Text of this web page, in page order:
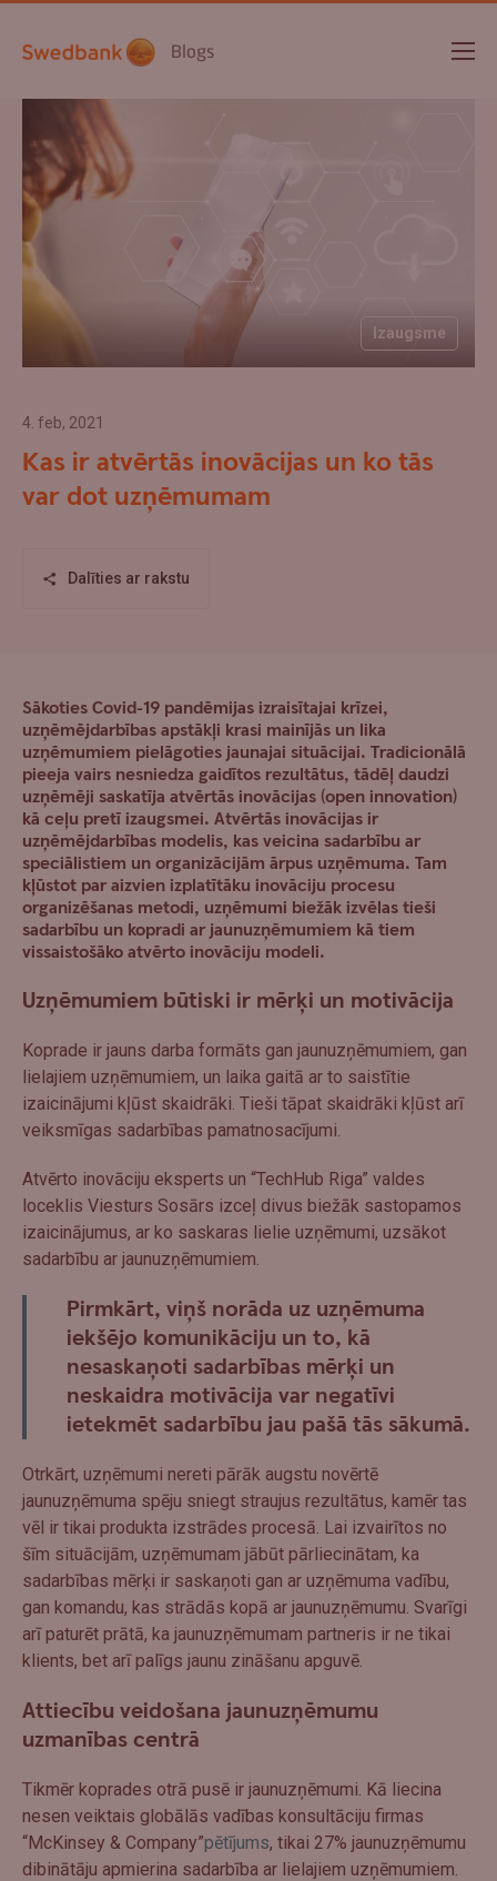
Blogs
Izaugsme
4. feb, 2021
Kas ir atvērtās inovācijas un ko tās
var dot uzņēmumam
Dalīties ar rakstu
Sākoties Covid-19 pandēmijas izraisītajai krīzei,
uzņēmējdarbības apstākļi krasi mainījās un lika
uzņēmumiem pielāgoties jaunajai situācijai. Tradicionālā
pieeja vairs nesniedza gaidītos rezultātus, tādēļ daudzi
uzņēmēji saskatīja atvērtās inovācijas (open innovation)
kā ceļu pretī izaugsmei. Atvērtās inovācijas ir
uzņēmējdarbības modelis, kas veicina sadarbību ar
speciālistiem un organizācijām ārpus uzņēmuma. Tam
kļūstot par aizvien izplatītāku inovāciju procesu
organizēšanas metodi, uzņēmumi biežāk izvēlas tieši
sadarbību un kopradi ar jaunuzņēmumiem kā tiem
vissaistošāko atvērto inovāciju modeli.
Uzņēmumiem būtiski ir mērķi un motivācija
Koprade ir jauns darba formāts gan jaunuzņēmumiem, gan
lielajiem uzņēmumiem, un laika gaitā ar to saistītie
izaicinājumi kļūst skaidrāki. Tieši tāpat skaidrāki kļūst arī
veiksmīgas sadarbības pamatnosacījumi.
Atvērto inovāciju eksperts un “TechHub Riga” valdes
loceklis Viesturs Sosārs izceļ divus biežāk sastopamos
izaicinājumus, ar ko saskaras lielie uzņēmumi, uzsākot
sadarbību ar jaunuzņēmumiem.
Pirmkārt, viņš norāda uz uzņēmuma
iekšējo komunikāciju un to, kā
nesaskaņoti sadarbības mērķi un
neskaidra motivācija var negatīvi
ietekmēt sadarbību jau pašā tās sākumā.
Otrkārt, uzņēmumi nereti pārāk augstu novērtē
jaunuzņēmuma spēju sniegt straujus rezultātus, kamēr tas
vēl ir tikai produkta izstrādes procesā. Lai izvairītos no
šīm situācijām, uzņēmumam jābūt pārliecinātam, ka
sadarbības mērķi ir saskaņoti gan ar uzņēmuma vadību,
gan komandu, kas strādās kopā ar jaunuzņēmumu. Svarīgi
arī paturēt prātā, ka jaunuzņēmumam partneris ir ne tikai
klients, bet arī palīgs jaunu zināšanu apguvē.
Attiecību veidošana jaunuzņēmumu
uzmanības centrā
Tikmēr koprades otrā pusē ir jaunuzņēmumi. Kā liecina
nesen veiktais globālās vadības konsultāciju firmas
“McKinsey & Company”pētījums, tikai 27% jaunuzņēmumu
dibinātāju apmierina sadarbība ar lielajiem uzņēmumiem.